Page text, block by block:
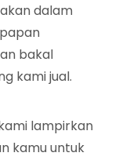
dalam
bakal
kami jual.
lampirkan
kamu untuk